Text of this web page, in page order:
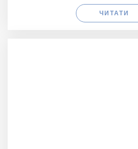
ЧИТАТИ